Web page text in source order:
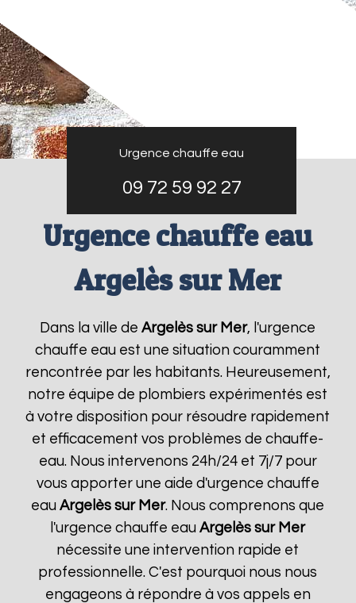
Urgence chauffe eau
09 72 59 92 27
Urgence chauffe eau
Argelès sur Mer
Dans la ville deArgelès sur Mer, l'urgence
chauffe eau est une situation couramment
rencontrée par les habitants. Heureusement,
notre équipe de plombiers expérimentés est
à votre disposition pour résoudre rapidement
et efficacement vos problèmes de chauffe-
eau. Nous intervenons 24h/24 et 7j/7 pour
vous apporter une aide d'urgence chauffe
eauArgelès sur Mer. Nous comprenons que
l'urgence chauffe eauArgelès sur Mer
nécessite une intervention rapide et
professionnelle. C'est pourquoi nous nous
engageons à répondre à vos appels en